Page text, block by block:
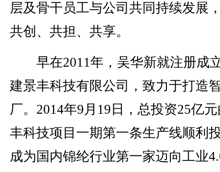
层及骨干员工与公司共同持续发展
共创、共担、共享。
早在2011年，吴华新就注册成
建景丰科技有限公司，致力于打造
厂。2014年9月19日，总投资25亿
丰科技项目一期第一条生产线顺利
成为国内锦纶行业第一家迈向工业